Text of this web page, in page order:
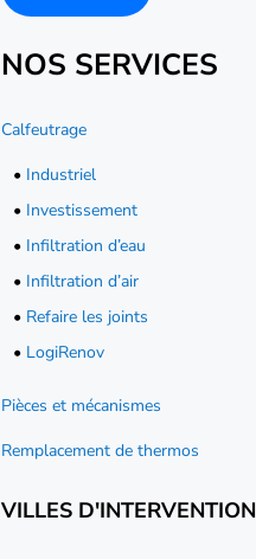
NOS SERVICES
Calfeutrage
• Industriel
• Investissement
• Infiltration d’eau
• Infiltration d’air
• Refaire les joints
• LogiRenov
Pièces et mécanismes
Remplacement de thermos
VILLES D'INTERVENTION